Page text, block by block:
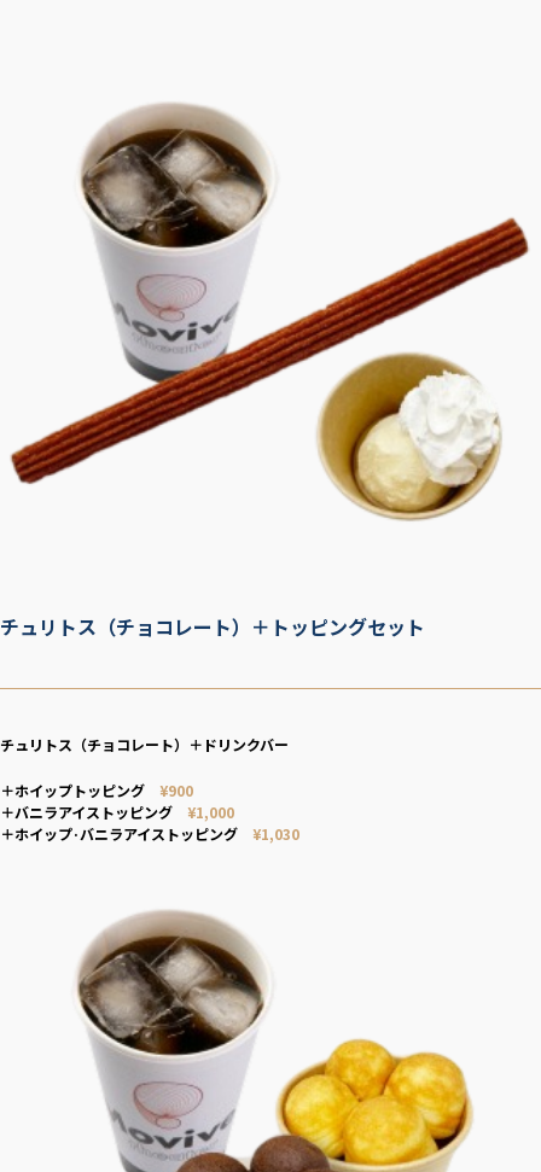
チュリトス（チョコレート）＋トッピングセット
チュリトス（チョコレート）＋ドリンクバー
＋ホイップトッピング ¥900
＋バニラアイストッピング ¥1,000
＋ホイップ·バニラアイストッピング
¥1,030